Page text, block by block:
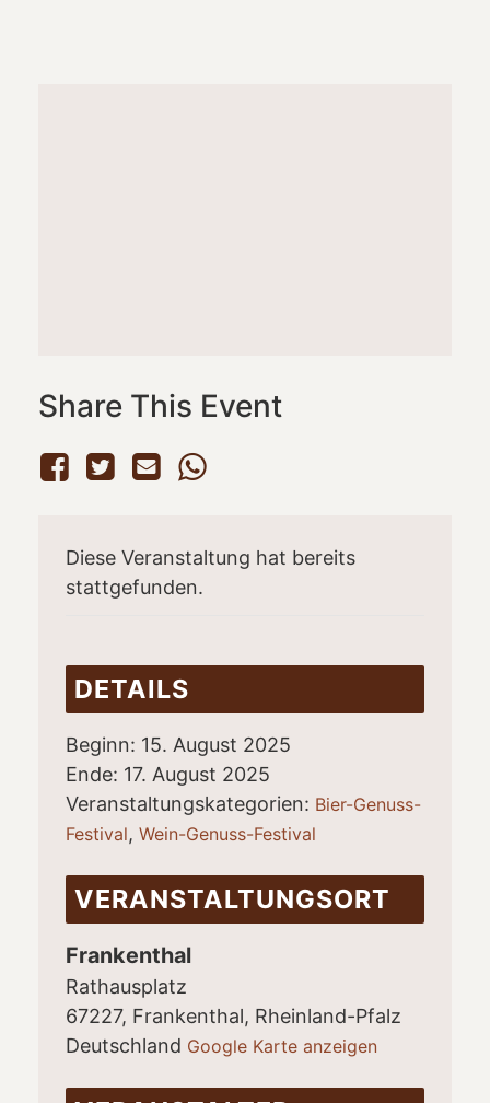
Share This Event
Diese Veranstaltung hat bereits
stattgefunden.
DETAILS
Beginn: 15. August 2025
Ende: 17. August 2025
Veranstaltungskategorien: Bier-Genuss-
Festival, Wein-Genuss-Festival
VERANSTALTUNGSORT
Frankenthal
Rathausplatz
67227, Frankenthal, Rheinland-Pfalz
Deutschland Google Karte anzeigen